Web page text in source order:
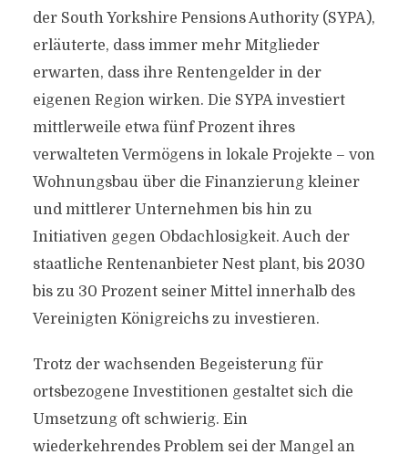
der South Yorkshire Pensions Authority (SYPA),
erläuterte, dass immer mehr Mitglieder
erwarten, dass ihre Rentengelder in der
eigenen Region wirken. Die SYPA investiert
mittlerweile etwa fünf Prozent ihres
verwalteten Vermögens in lokale Projekte – von
Wohnungsbau über die Finanzierung kleiner
und mittlerer Unternehmen bis hin zu
Initiativen gegen Obdachlosigkeit. Auch der
staatliche Rentenanbieter Nest plant, bis 2030
bis zu 30 Prozent seiner Mittel innerhalb des
Vereinigten Königreichs zu investieren.
Trotz der wachsenden Begeisterung für
ortsbezogene Investitionen gestaltet sich die
Umsetzung oft schwierig. Ein
wiederkehrendes Problem sei der Mangel an